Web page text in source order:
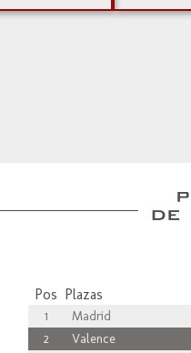
Pos Plazas
1 Madrid
2
Valence